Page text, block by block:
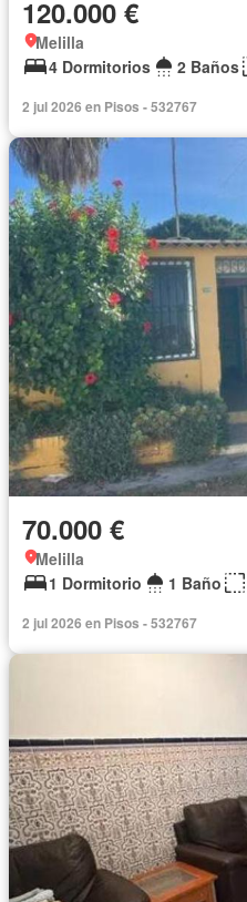
120.000 €
Melilla
4 Dormitorios
2 Baños
2 jul 2026 en Pisos - 532767
70.000 €
Melilla
1 Dormitorio
1 Baño
2 jul 2026 en Pisos - 532767